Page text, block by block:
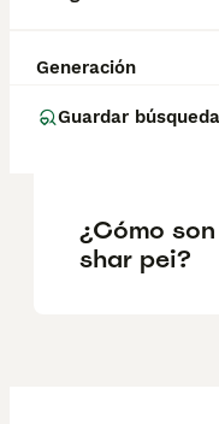
Generación
Guardar búsqueda
¿Cuántas
¿Cómo
shar pei?